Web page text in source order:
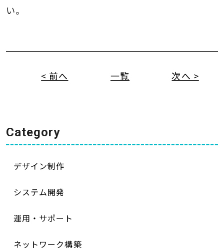
い。
< 前へ 一覧 次へ >
Category
デザイン制作
システム開発
運用・サポート
ネットワーク構築